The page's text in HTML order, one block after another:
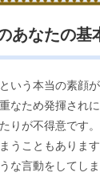
あなたの基
いう本当の素顔
なため発揮され
りが不得意です
うこともありま
な言動をしてしま